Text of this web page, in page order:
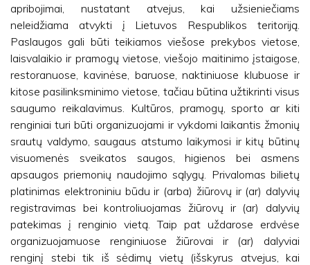
apribojimai, nustatant atvejus, kai užsieniečiams
neleidžiama atvykti į Lietuvos Respublikos teritoriją.
Paslaugos gali būti teikiamos viešose prekybos vietose,
laisvalaikio ir pramogų vietose, viešojo maitinimo įstaigose,
restoranuose, kavinėse, baruose, naktiniuose klubuose ir
kitose pasilinksminimo vietose, tačiau būtina užtikrinti visus
saugumo reikalavimus. Kultūros, pramogų, sporto ar kiti
renginiai turi būti organizuojami ir vykdomi laikantis žmonių
srautų valdymo, saugaus atstumo laikymosi ir kitų būtinų
visuomenės sveikatos saugos, higienos bei asmens
apsaugos priemonių naudojimo sąlygų. Privalomas bilietų
platinimas elektroniniu būdu ir (arba) žiūrovų ir (ar) dalyvių
registravimas bei kontroliuojamas žiūrovų ir (ar) dalyvių
patekimas į renginio vietą. Taip pat uždarose erdvėse
organizuojamuose renginiuose žiūrovai ir (ar) dalyviai
renginį stebi tik iš sėdimų vietų (išskyrus atvejus, kai